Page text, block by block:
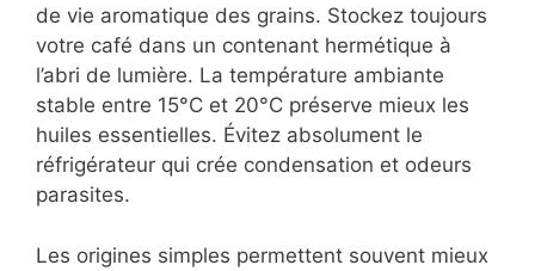
de vie aromatique des grains. Stockez toujours
votre café dans un contenant hermétique à
l’abri de lumière. La température ambiante
stable entre 15°C et 20°C préserve mieux les
huiles essentielles. Évitez absolument le
réfrigérateur qui crée condensation et odeurs
parasites.
Les origines simples permettent souvent mieux